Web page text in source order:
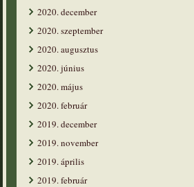
2020. december
2020. szeptember
2020. augusztus
2020. június
2020. május
2020. február
2019. december
2019. november
2019. április
2019. február